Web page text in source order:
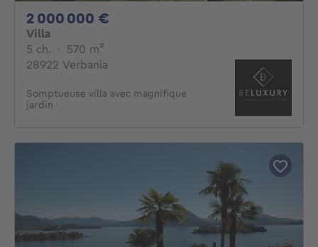
2 000 000 €
Villa
5 ch. 5 chambres
· 570 m²
28922 Verbania
Somptueuse villa avec magnifique
jardin